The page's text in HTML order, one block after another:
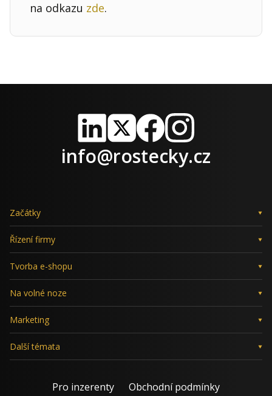
na odkazu zde.
LinkedIn
X FacebookInstagram
info@rostecky.cz
Začátky
Řízení firmy
Tvorba e-shopu
Na volné noze
Marketing
Další témata
Pro inzerenty Obchodní podmínky